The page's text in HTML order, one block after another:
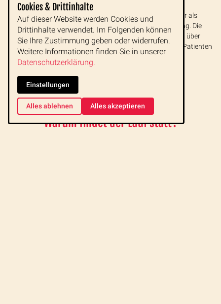
Laoseröffnete 2015 dasLao Friends Hospital for
Children (LFHC)in Luang Prabang
und bietet jährlich mehr als
15.000 Minderjährigen kostenlose medizinische Versorgung. Die
kleinen Patienten und ihre Familien reisen dafür in Laos oft über
sehr lange Strecken an. Nach dem Motto "Behandle jeden Patienten
wie dein eigenes Kind", nimmt man sich der Kinder hier an.
Warum findet der Lauf statt?
Cookies & Drittinhalte
Auf dieser Website werden Cookies und
Drittinhalte verwendet. Im Folgenden können
Sie Ihre Zustimmung geben oder widerrufen.
Weitere Informationen finden Sie in unserer
Datenschutzerklärung.
Einstellungen
Alles ablehnen Alles akzeptieren